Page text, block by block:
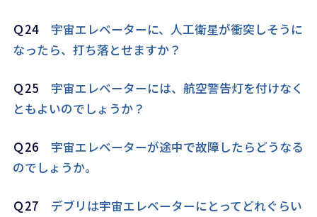
Ｑ24 宇宙エレベーターに、人工衛星が衝突しそうに
なったら、打ち落とせますか？
Ｑ25 宇宙エレベーターには、航空警告灯を付けなく
ともよいのでしょうか？
Ｑ26 宇宙エレベーターが途中で故障したらどうなる
のでしょうか。
Ｑ27 デブリは宇宙エレベーターにとってどれぐらい